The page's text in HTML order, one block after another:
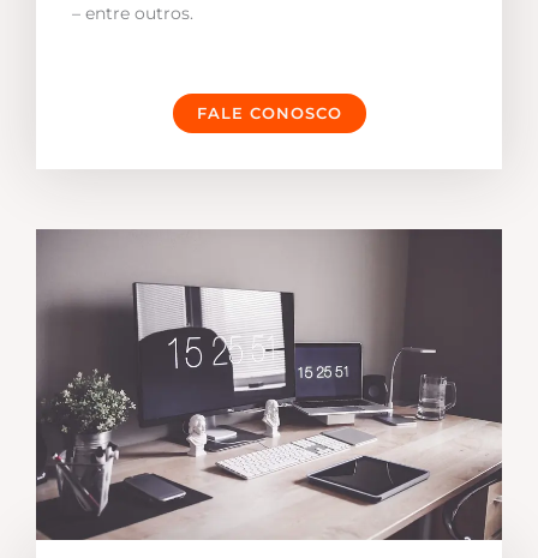
– entre outros.
FALE CONOSCO